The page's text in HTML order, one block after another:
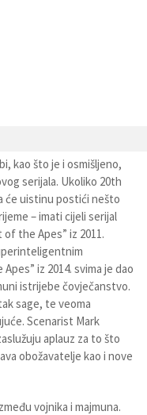
kao što je i osmišljeno,
serijala. Ukoliko 20th
će uistinu postići nešto
– imati cijeli serijal
the Apes” iz 2011.
iz 2014. svima je dao
istrijebe čovječanstvo.
sage, te veoma
Scenarist Mark
aplauz za to što
obožavatelje kao i nove
vojnika i majmuna.